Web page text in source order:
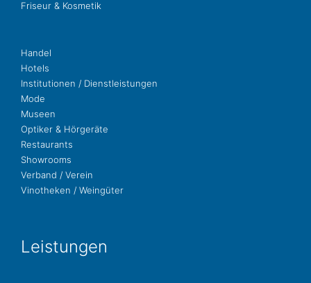
Fri­seur & Kosmetik
Handel
Hotels
Insti­tu­tio­nen / Dienstleistungen
Mode
Museen
Opti­ker & Hörgeräte
Restau­rants
Show­rooms
Ver­band / Verein
Vino­the­ken / Weingüter
Leis­tun­gen